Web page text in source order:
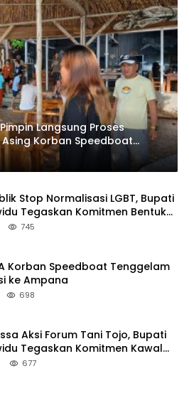
Langsung Proses
Korban Speedboat
Stop Normalisasi LGBT, Bupati
Tegaskan Komitmen Bentuk
Regulasi Daerah
745
Korban Speedboat Tenggelam
ke Ampana
698
Aksi Forum Tani Tojo, Bupati
Tegaskan Komitmen Kawal
Lahan
677